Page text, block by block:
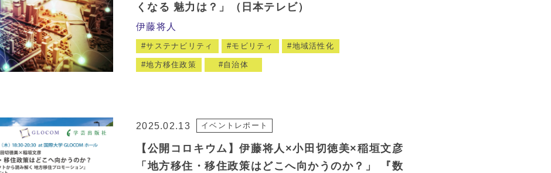
くなる 魅力は？」（日本テレビ）
伊藤将人
サステナビリティ モビリティ 地域活性化
地方移住政策 自治体
2025.02.13 イベントレポート
【公開コロキウム】伊藤将人×小田切徳美×稲垣文彦
「地方移住・移住政策はどこへ向かうのか？」 『数